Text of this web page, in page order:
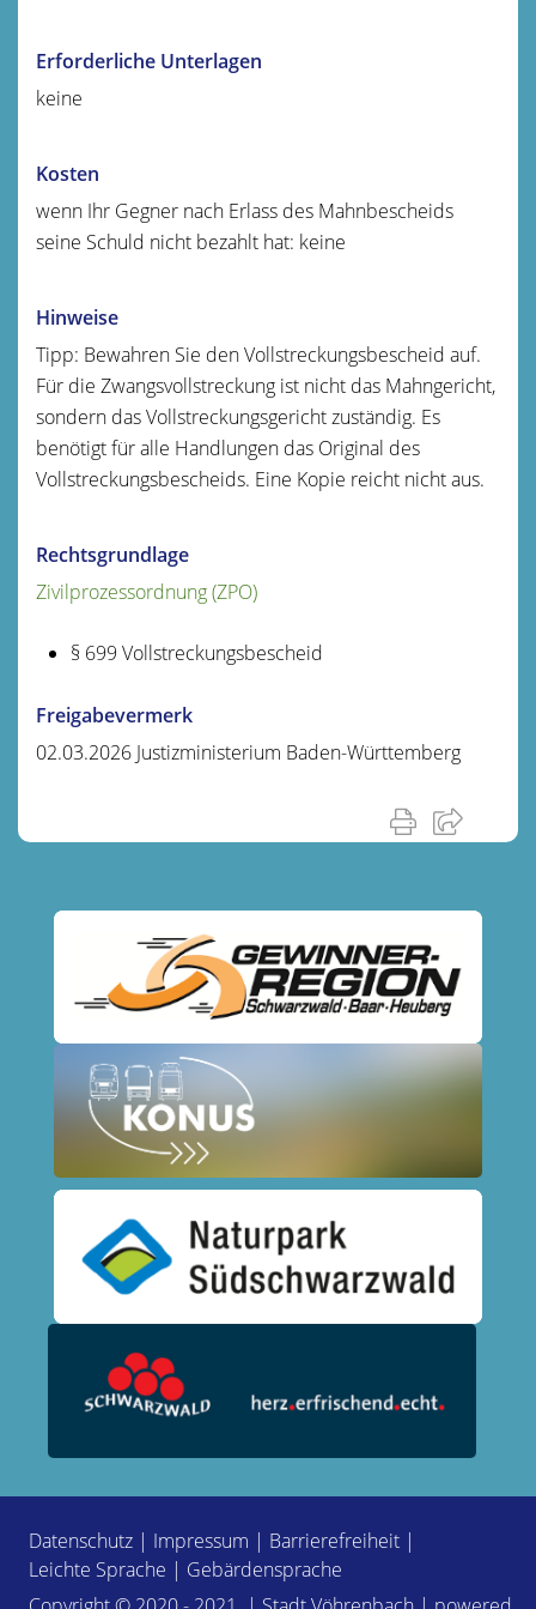
Erforderliche Unterlagen
keine
Kosten
wenn Ihr Gegner nach Erlass des Mahnbescheids
seine Schuld nicht bezahlt hat: keine
Hinweise
Tipp: Bewahren Sie den Vollstreckungsbescheid auf.
Für die Zwangsvollstreckung ist nicht das Mahngericht,
sondern das Vollstreckungsgericht zuständig. Es
benötigt für alle Handlungen das Original des
Vollstreckungsbescheids. Eine Kopie reicht nicht aus.
Rechtsgrundlage
Zivilprozessordnung (ZPO)
§ 699 Vollstreckungsbescheid
Freigabevermerk
02.03.2026 Justizministerium Baden-Württemberg
Datenschutz | Impressum | Barrierefreiheit |
Leichte Sprache | Gebärdensprache